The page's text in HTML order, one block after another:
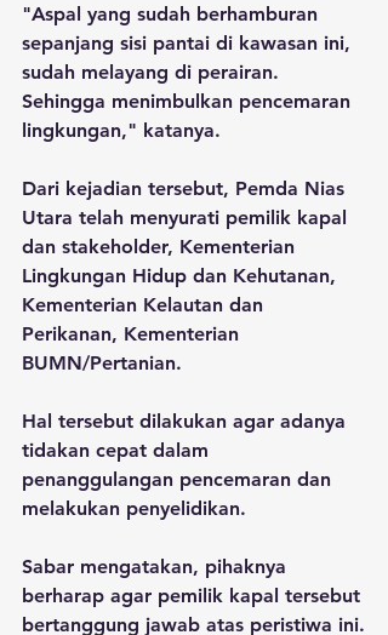
"Aspal yang sudah berhamburan
sepanjang sisi pantai di kawasan ini,
sudah melayang di perairan.
Sehingga menimbulkan pencemaran
lingkungan," katanya.
Dari kejadian tersebut, Pemda Nias
Utara telah menyurati pemilik kapal
dan stakeholder, Kementerian
Lingkungan Hidup dan Kehutanan,
Kementerian Kelautan dan
Perikanan, Kementerian
BUMN/Pertanian.
Hal tersebut dilakukan agar adanya
tidakan cepat dalam
penanggulangan pencemaran dan
melakukan penyelidikan.
Sabar mengatakan, pihaknya
berharap agar pemilik kapal tersebut
bertanggung jawab atas peristiwa ini.